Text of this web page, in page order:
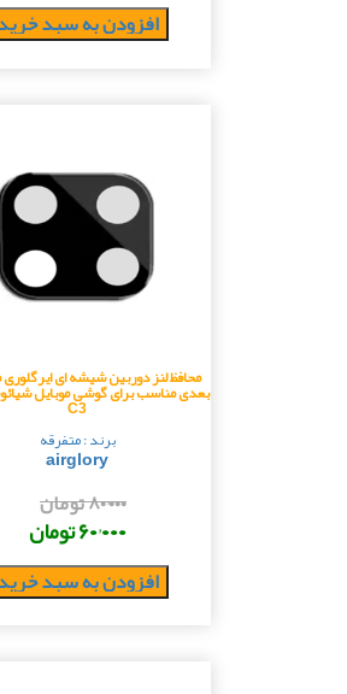
افزودن به سبد
محافظ لنز دوربین شیشه ای
C3
برند : متفرقه
airglory
۸۰٬۰۰۰ تومان
۶۰٬۰۰۰ تومان
افزودن به سبد